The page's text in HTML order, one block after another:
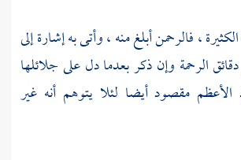
، فالرحمن أبلغ منه ، وأتى به إشارة إلى
الرحمة وإن ذكر بعدما دل على جلائلها
مقصود أيضا لئلا يتوهم أنه غير